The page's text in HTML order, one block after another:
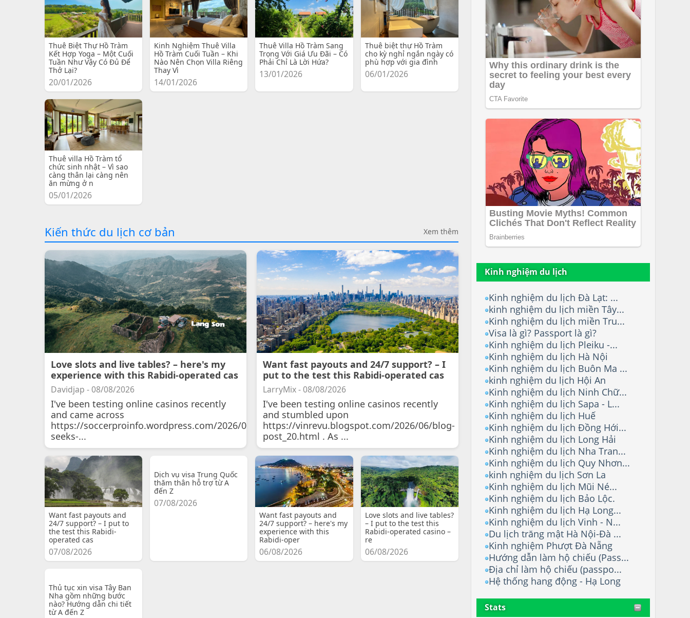
Kinh nghiệm du lịch
Kinh nghiệm du lịch Đà Lạt: ...
kinh nghiệm du lịch miền Tây...
Kinh nghiệm du lịch miền Tru...
Visa là gì? Passport là gì?
Kinh nghiệm du lịch Pleiku -...
Kinh nghiệm du lịch Hà Nội
Kinh nghiệm du lịch Buôn Ma ...
kinh nghiệm du lịch Hội An
Kinh nghiệm du lịch Ninh Chữ...
Kinh nghiệm du lịch Sapa - L...
Kinh nghiệm du lịch Huế
Kinh nghiệm du lịch Đồng Hới...
Kinh nghiệm du lịch Long Hải
Kinh nghiệm du lịch Nha Tran...
Kinh nghiệm du lịch Quy Nhơn...
kinh nghiệm du lịch Sơn La
Kinh nghiệm du lịch Mũi Né...
Kinh nghiệm du lịch Bảo Lộc.
Kinh nghiệm du lịch Hạ Long...
Kinh nghiệm du lịch Vinh - N...
Du lịch trăng mật Hà Nội-Đà ...
Kinh nghiệm Phượt Đà Nẵng
Hướng dẫn làm hộ chiếu (Pass...
Địa chỉ làm hộ chiếu (passpo...
Hệ thống hang động - Hạ Long
Stats
Thuê Biệt Thự Hồ Tràm
Kết Hợp Yoga – Một Cuối
Tuần Như Vậy Có Đủ Để
Thở Lại?
20/01/2026
Kinh Nghiệm Thuê Villa
Hồ Tràm Cuối Tuần – Khi
Nào Nên Chọn Villa Riêng
Thay Vì
14/01/2026
Thuê Villa Hồ Tràm Sang
Trọng Với Giá Ưu Đãi – Có
Phải Chỉ Là Lời Hứa?
13/01/2026
Thuê biệt thự Hồ Tràm
cho kỳ nghỉ ngắn ngày có
phù hợp với gia đình
06/01/2026
Thuê villa Hồ Tràm tổ
chức sinh nhật – Vì sao
càng thân lại càng nên
ăn mừng ở n
05/01/2026
Kiến thức du lịch cơ bản Xem thêm
Love slots and live tables? – here's my
experience with this Rabidi-operated cas
Davidjap - 08/08/2026
I've been testing online casinos recently
and came across
https://soccerproinfo.wordpress.com/2026/07/11/courtois-
seeks-...
Want fast payouts and 24/7 support? – I
put to the test this Rabidi-operated cas
LarryMix - 08/08/2026
I've been testing online casinos recently
and stumbled upon
https://vinrevu.blogspot.com/2026/06/blog-
post_20.html . As ...
Want fast payouts and
24/7 support? – I put to
the test this Rabidi-
operated cas
07/08/2026
Dịch vụ visa Trung Quốc
thăm thân hỗ trợ từ A
đến Z
07/08/2026
Want fast payouts and
24/7 support? – here's my
experience with this
Rabidi-oper
06/08/2026
Love slots and live tables?
– I put to the test this
Rabidi-operated casino –
re
06/08/2026
Thủ tục xin visa Tây Ban
Nha gồm những bước
nào? Hướng dẫn chi tiết
từ A đến Z